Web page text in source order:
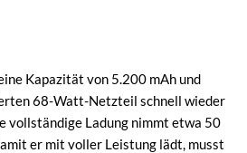
Kapazität von 5.200 mAh und
68-Watt-Netzteil schnell wieder
vollständige Ladung nimmt etwa 50
er mit voller Leistung lädt, musst